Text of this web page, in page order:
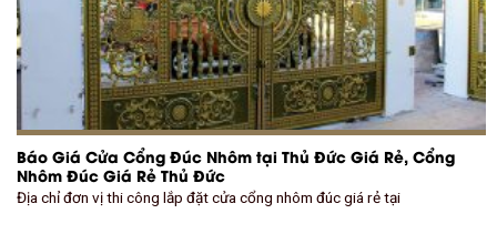
Báo Giá Cửa Cổng Đúc Nhôm tại Thủ Đức Giá Rẻ, Cổng
Nhôm Đúc Giá Rẻ Thủ Đức
Địa chỉ đơn vị thi công lắp đặt cửa cổng nhôm đúc giá rẻ tại